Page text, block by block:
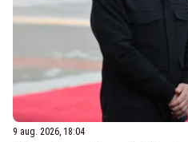
9 aug. 2026, 18:04